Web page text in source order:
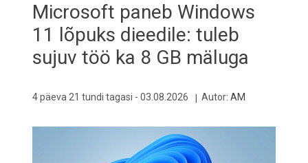
Microsoft paneb Windows
11 lõpuks dieedile: tuleb
sujuv töö ka 8 GB mäluga
4 päeva 21 tundi tagasi - 03.08.2026 Autor: AM